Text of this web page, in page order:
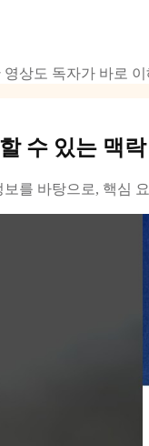
상도 독자가 바로
수 있는 맥락
를 바탕으로, 핵심